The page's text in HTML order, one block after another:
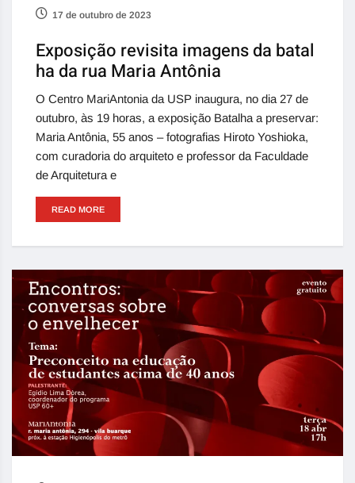
17 de outubro de 2023
Exposição revisita imagens da batal
ha da rua Maria Antônia
O Centro MariAntonia da USP inaugura, no dia 27 de
outubro, às 19 horas, a exposição Batalha a preservar:
Maria Antônia, 55 anos – fotografias Hiroto Yoshioka,
com curadoria do arquiteto e professor da Faculdade
de Arquitetura e
READ MORE